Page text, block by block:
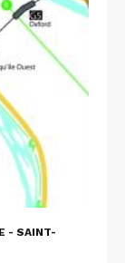
- SAINT-